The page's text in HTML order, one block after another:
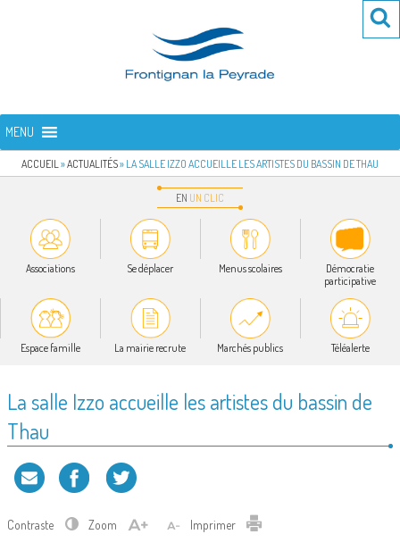
FRONTIGNAN LA PEYRADE
MENU
ACCUEIL »ACTUALITÉS» LA SALLE IZZO ACCUEILLE LES ARTISTES DU BASSIN DE THAU
EN UN CLIC
Associations Se déplacer Menus scolaires
Démocratie
participative
Espace famille La mairie recrute Marchés publics Téléalerte
La salle Izzo accueille les artistes du bassin de
Thau
Contraste Zoom Imprimer